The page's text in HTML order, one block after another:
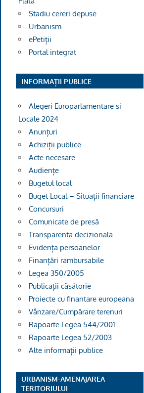
Stadiu cereri depuse
Urbanism
ePetiții
Portal integrat
INFORMAȚII PUBLICE
Alegeri Europarlamentare si
Locale 2024
Anunțuri
Achiziții publice
Acte necesare
Audiențe
Bugetul local
Buget Local – Situații financiare
Concursuri
Comunicate de presă
Transparenta decizionala
Evidența persoanelor
Finanțări rambursabile
Legea 350/2005
Publicații căsătorie
Proiecte cu finantare europeana
Vânzare/Cumpărare terenuri
Rapoarte Legea 544/2001
Rapoarte Legea 52/2003
Alte informații publice
URBANISM-AMENAJAREA
TERITORIULUI